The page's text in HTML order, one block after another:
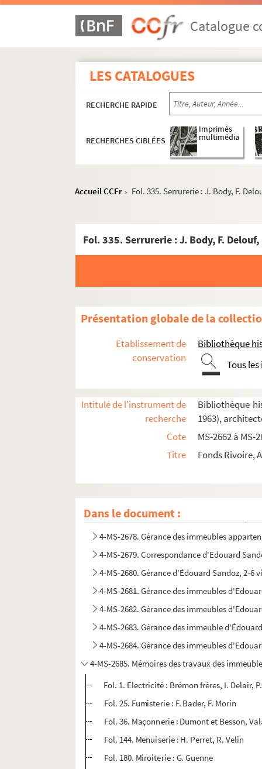
Catalogue
LES CATALOGUES
RECHERCHE RAPIDE
RECHERCHES CIBLÉES
Imprimés
multimédia
Accueil CCFr > Fol. 335. Serrurerie : J. Body, F.
Fol. 335. Serrurerie : J. Body, F.
Présentation globale de la
Etablissement de
conservation
Bibliothèque
Tous
Intitulé de l'instrument de
recherche
Bibliothèque
1963),
Cote
MS-2662 à MS-
Titre
Fonds Rivoire,
Dans le document :
4-MS-2662. Documents relatifs à l'Asile
4-MS-2666. Documents relatifs à la Crèche
4-MS-2668. Documents de divers
4-MS-2669. Oeuvre nouvelle des crèches
4-MS-2670. Oeuvre nouvelle des crèches
4-MS-2671. Oeuvre nouvelle des crèches
4-MS-2672. Oeuvre nouvelle des crèches
4-MS-2674. Oeuvre nouvelle des crèches
Oeuvre nouvelle des crèches parisiennes :
4-MS-2676. Oeuvre nouvelle des crèches
4-MS-2677. Oeuvre nouvelle des crèches
4-MS-2678. Gérance des immeubles
4-MS-2679. Correspondance d'Edouard
4-MS-2680. Gérance d'Édouard Sandoz, 2-
4-MS-2681. Gérance des immeubles
4-MS-2682. Gérance des immeubles
4-MS-2683. Gérance des immeuble
4-MS-2684. Gérance des immeubles
4-MS-2685. Mémoires des travaux des
Fol. 1. Electricité : Brémon frères, I. Delair,
Fol. 25. Fumisterie : F. Bader, F. Morin
Fol. 36. Maçonnerie : Dumont et Besson,
Fol. 144. Menuiserie : H. Perret, R. Velin
Fol. 180. Miroiterie : G. Guenne